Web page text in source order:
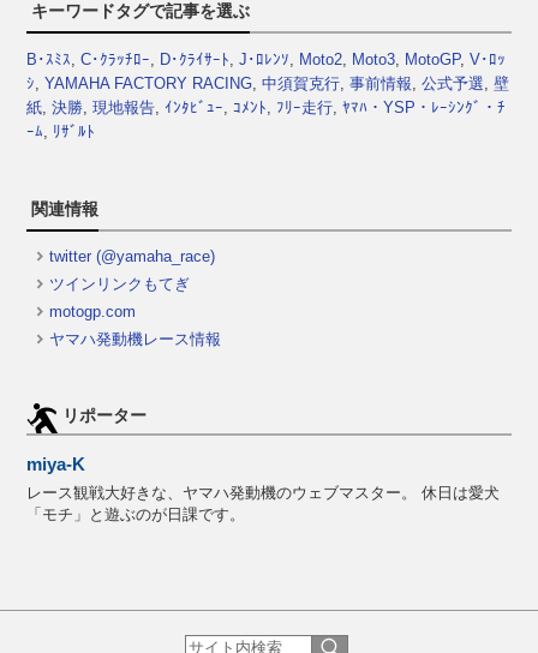
キーワードタグで記事を選ぶ
B･ｽﾐｽ,C･ｸﾗｯﾁﾛｰ, D･ｸﾗｲｻｰﾄ,J･ﾛﾚﾝｿ, Moto2, Moto3, MotoGP,V･ﾛｯ
ｼ,YAMAHA FACTORY RACING,中須賀克行,事前情報,公式予選,壁
紙,決勝,現地報告,ｲﾝﾀﾋﾞｭｰ,ｺﾒﾝﾄ, ﾌﾘｰ走行,ﾔﾏﾊ・YSP・ﾚｰｼﾝｸﾞ・ﾁ
ｰﾑ, ﾘｻﾞﾙﾄ
関連情報
twitter (@yamaha_race)
ツインリンクもてぎ
motogp.com
ヤマハ発動機レース情報
リポーター
miya-K
レース観戦大好きな、ヤマハ発動機のウェブマスター。 休日は愛犬
「モチ」と遊ぶのが日課です。